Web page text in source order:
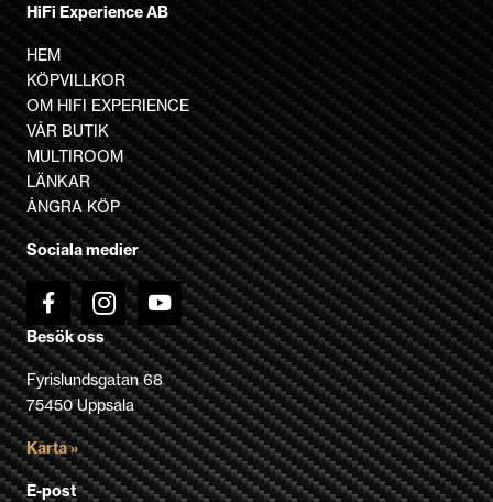
varianter.
De
olika
alternativen
kan
väljas
på
produktsidan
HiFi Experience AB
HEM
KÖPVILLKOR
OM HIFI EXPERIENCE
VÅR BUTIK
MULTIROOM
LÄNKAR
ÅNGRA KÖP
Sociala medier
Besök oss
Fyrislundsgatan 68
75450 Uppsala
Karta »
E-post